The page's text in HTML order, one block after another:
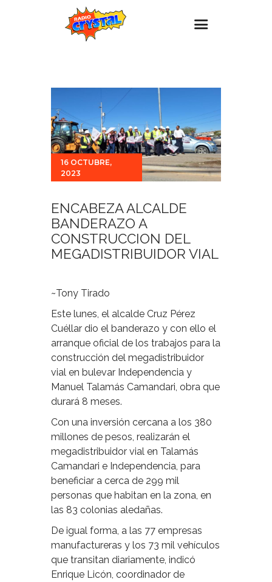
Eventos
Promociones
Noticias
Para ti
Contacto
16 OCTUBRE,
2023
ENCABEZA ALCALDE
BANDERAZO A
CONSTRUCCION DEL
MEGADISTRIBUIDOR VIAL
~Tony Tirado
Este lunes, el alcalde Cruz Pérez
Cuéllar dio el banderazo y con ello el
arranque oficial de los trabajos para la
construcción del megadistribuidor
vial en bulevar Independencia y
Manuel Talamás Camandari, obra que
durará 8 meses.
Con una inversión cercana a los 380
millones de pesos, realizarán el
megadistribuidor vial en Talamás
Camandari e Independencia, para
beneficiar a cerca de 299 mil
personas que habitan en la zona, en
las 83 colonias aledañas.
De igual forma, a las 77 empresas
manufactureras y los 73 mil vehículos
que transitan diariamente, indicó
Enrique Licón, coordinador de